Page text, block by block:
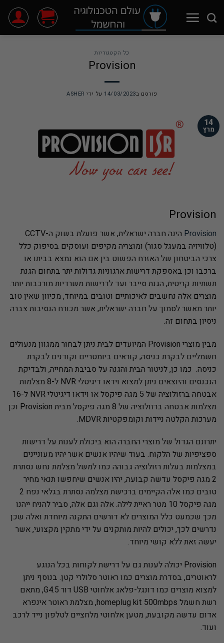
כל הקטגוריות
Provision
פורסם ב14/03/2023 על ידי ASHER
14
מרץ
Provision
Provision
הינה חברה ישראלית, אשר פועלת בשוק ה-CCTV
(טלוויזיה במעגל סגור) ומוצריה מקיפים ועוסקים בסיפוק כלל
צרכי הביטחון של האזרח הפשוט בין אם הוא נמצא בביתו או
ברכבו וכן באספקת דרישות ארגוניות גדולות יתר בתחום הגנת
תשתיות קריטית, הגנת סייבר ועד לדרישות משרדיות מורכבות יותר.
מוצרים אלה נחשבים לאיכותיים וטובים במיוחד, מכיוון שאין טוב
יותר מאשר לסמוך על חברה ישראלית, אשר מכורח הנסיבות צברה
ניסיון בתחום זה.
מבין מוצרי Provision המיועדים לבית ניתן לבחור ממגוון מנעולים
חשמליים לבקרת כניסה, קוראים ביומטריים וקודנים לבקרת
כניסה. כמו כן, לניטור הבית והגנה על סביבת המחייה, ולבדיקת
הנכנסים והיוצאים ניתן למצוא וידאו דיגיטלי NVR ל-8 מצלמות
אבטחה ברזולוציה של 5 מגה פיקסל או וידאו דיגיטלי NVR ל-16
מצלמות אבטחה ברזולוציה של 8 מגה פיקסל מבית Provision וכן
מערכות הקלטה ניידות וקומפקטיות MDVR.
יתרונם הגדול של מוצרי החברה הוא ביכולת לענות על דרישות
ספציפיות של הלקוח. בעוד שיהיו אנשים אשר יהיו מעוניינים
במצלמות בעלות רזולוציה גבוהה כמו למשל מצלמת נחש נסתרת
2 מגה פיקסל עדשה קבועה, יהיו אנשים שיחפשו תנאי מחיר
טובים כמו אלה הקיימים ברכישת מצלמה נסתרת בגלאי נפח 2
מגה פיקסל 10 מטר ראיית לילה. אלה וגם אלה, סביר להניח ייהנו
מכך שכמעט כלל המוצרים לא דורשים התקנה מיוחדת ואלה שכן
נדרשים לכך, יכולים להיות מותקנים על ידי מתקין מקצועי, אשר
יעשה זאת ללא קושי מיוחד.
Provision יכולה לענות גם על דרישת לקוחות בכל הנוגע
לראוטרים, בסדרת מוצרים כמו ראוטר סלולרי קטן. בנוסף ניתן
למצוא מוצרים כמו דונגל-פלאג אלחוטי USB דור G4.5, מתאם
רשת חשמל homeplug kit 500mbps, מצלמת ראוטר אינפרא
אדום עדשה מקובעת, מטען אלחוטי מלחציים לטלפון נייד לרכב
ועוד.